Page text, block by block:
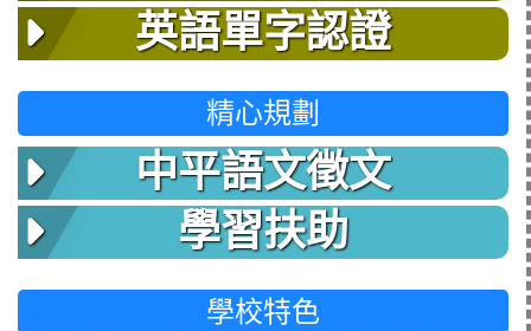
英語單字認證
精心規劃
中平語文徵文
學習扶助
學校特色